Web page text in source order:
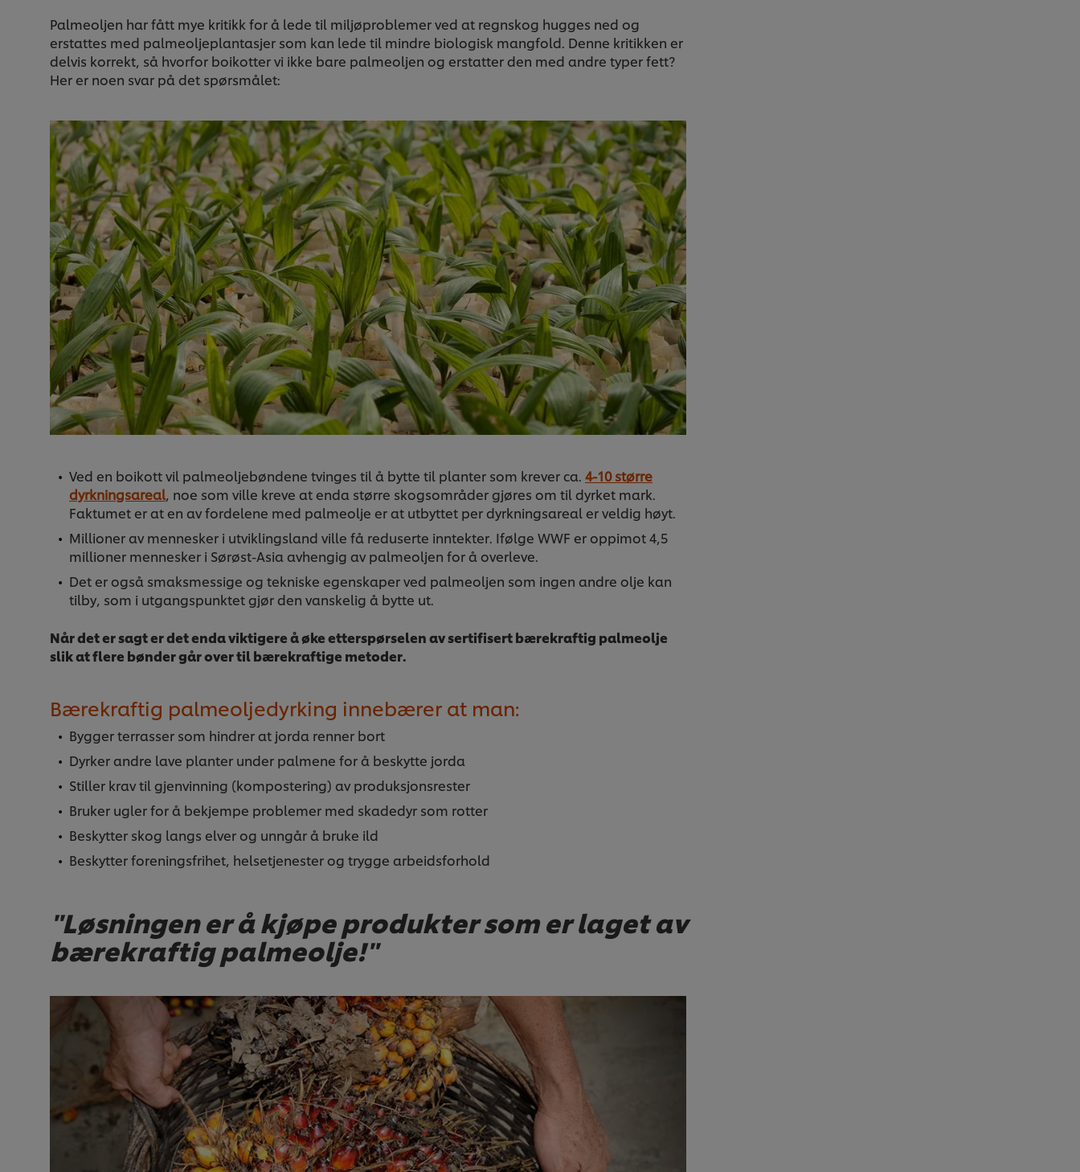
Palmeoljen har fått mye kritikk for å lede til miljøproblemer ved at regnskog hugges ned og
erstattes med palmeoljeplantasjer som kan lede til mindre biologisk mangfold. Denne kritikken er
delvis korrekt, så hvorfor boikotter vi ikke bare palmeoljen og erstatter den med andre typer fett?
Her er noen svar på det spørsmålet:
Ved en boikott vil palmeoljebøndene tvinges til å bytte til planter som krever ca. 4-10 større
dyrkningsareal, noe som ville kreve at enda større skogsområder gjøres om til dyrket mark.
Faktumet er at en av fordelene med palmeolje er at utbyttet per dyrkningsareal er veldig høyt.
Millioner av mennesker i utviklingsland ville få reduserte inntekter. Ifølge WWF er oppimot 4,5
millioner mennesker i Sørøst-Asia avhengig av palmeoljen for å overleve.
Det er også smaksmessige og tekniske egenskaper ved palmeoljen som ingen andre olje kan
tilby, som i utgangspunktet gjør den vanskelig å bytte ut.
Når det er sagt er det enda viktigere å øke etterspørselen av sertifisert bærekraftig palmeolje
slik at flere bønder går over til bærekraftige metoder.
Bærekraftig palmeoljedyrking innebærer at man:
Bygger terrasser som hindrer at jorda renner bort
Dyrker andre lave planter under palmene for å beskytte jorda
Stiller krav til gjenvinning (kompostering) av produksjonsrester
Bruker ugler for å bekjempe problemer med skadedyr som rotter
Beskytter skog langs elver og unngår å bruke ild
Beskytter foreningsfrihet, helsetjenester og trygge arbeidsforhold
"Løsningen er å kjøpe produkter som er laget av
bærekraftig palmeolje!"